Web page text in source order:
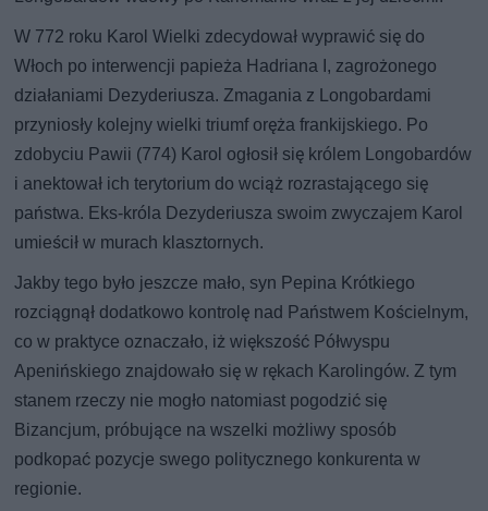
W 772 roku Karol Wielki zdecydował wyprawić się do
Włoch po interwencji papieża Hadriana I, zagrożonego
działaniami Dezyderiusza. Zmagania z Longobardami
przyniosły kolejny wielki triumf oręża frankijskiego. Po
zdobyciu Pawii (774) Karol ogłosił się królem Longobardów
i anektował ich terytorium do wciąż rozrastającego się
państwa. Eks-króla Dezyderiusza swoim zwyczajem Karol
umieścił w murach klasztornych.
Jakby tego było jeszcze mało, syn Pepina Krótkiego
rozciągnął dodatkowo kontrolę nad Państwem Kościelnym,
co w praktyce oznaczało, iż większość Półwyspu
Apenińskiego znajdowało się w rękach Karolingów. Z tym
stanem rzeczy nie mogło natomiast pogodzić się
Bizancjum, próbujące na wszelki możliwy sposób
podkopać pozycje swego politycznego konkurenta w
regionie.